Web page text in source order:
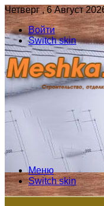
Четверг , 6 Август
Войти
Switch skin
Меню
Switch skin